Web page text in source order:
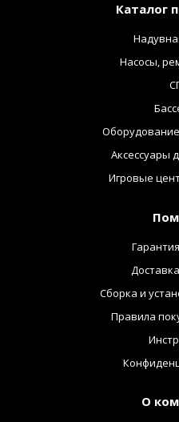
Каталог
Насосы,
Аксессуары
Игровые
Сборка и
Правила
О